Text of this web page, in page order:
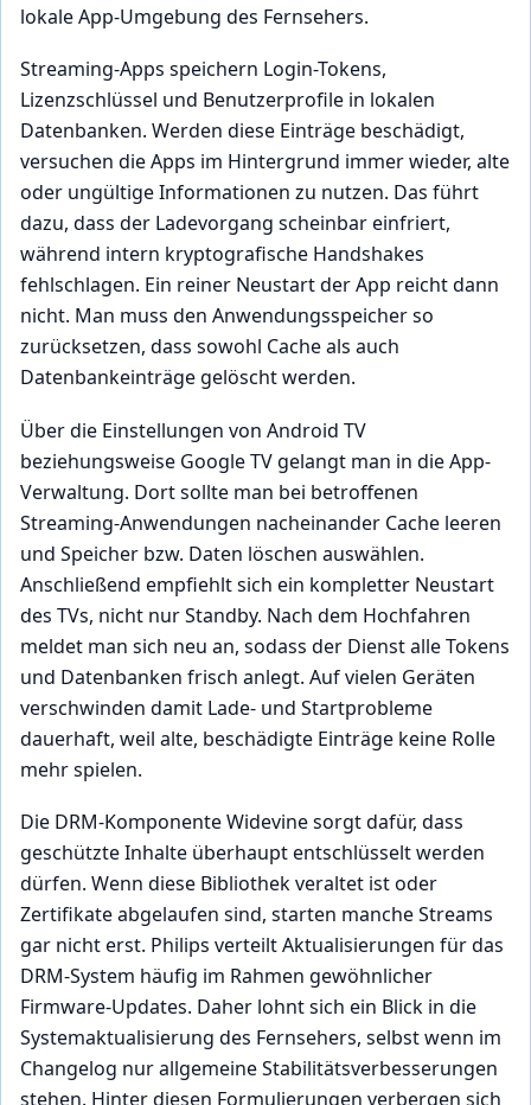
lokale App-Umgebung des Fernsehers.
Streaming-Apps speichern Login-Tokens,
Lizenzschlüssel und Benutzerprofile in lokalen
Datenbanken. Werden diese Einträge beschädigt,
versuchen die Apps im Hintergrund immer wieder, alte
oder ungültige Informationen zu nutzen. Das führt
dazu, dass der Ladevorgang scheinbar einfriert,
während intern kryptografische Handshakes
fehlschlagen. Ein reiner Neustart der App reicht dann
nicht. Man muss den Anwendungsspeicher so
zurücksetzen, dass sowohl Cache als auch
Datenbankeinträge gelöscht werden.
Über die Einstellungen von Android TV
beziehungsweise Google TV gelangt man in die App-
Verwaltung. Dort sollte man bei betroffenen
Streaming-Anwendungen nacheinander Cache leeren
und Speicher bzw. Daten löschen auswählen.
Anschließend empfiehlt sich ein kompletter Neustart
des TVs, nicht nur Standby. Nach dem Hochfahren
meldet man sich neu an, sodass der Dienst alle Tokens
und Datenbanken frisch anlegt. Auf vielen Geräten
verschwinden damit Lade- und Startprobleme
dauerhaft, weil alte, beschädigte Einträge keine Rolle
mehr spielen.
Die DRM-Komponente Widevine sorgt dafür, dass
geschützte Inhalte überhaupt entschlüsselt werden
dürfen. Wenn diese Bibliothek veraltet ist oder
Zertifikate abgelaufen sind, starten manche Streams
gar nicht erst. Philips verteilt Aktualisierungen für das
DRM-System häufig im Rahmen gewöhnlicher
Firmware-Updates. Daher lohnt sich ein Blick in die
Systemaktualisierung des Fernsehers, selbst wenn im
Changelog nur allgemeine Stabilitätsverbesserungen
stehen. Hinter diesen Formulierungen verbergen sich